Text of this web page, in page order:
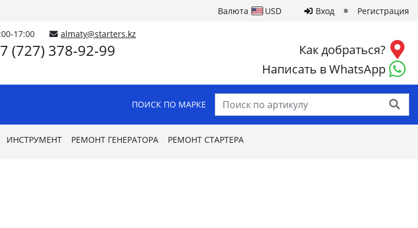
Валюта USD Вход Регистрация
17:00 almaty@starters.kz
(727) 378-92-99
Как добраться?
Написать в WhatsApp
ПОИСК ПО МАРКЕ Найти
ИНСТРУМЕНТ РЕМОНТ ГЕНЕРАТОРА РЕМОНТ СТАРТЕРА